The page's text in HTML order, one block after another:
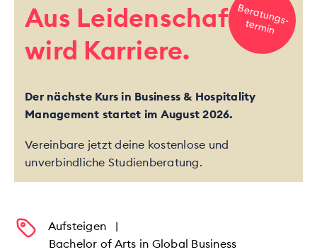
Aus Leidenschaft
wird Karriere.
Der nächste Kurs in Business & Hospitality
Management startet im August 2026.
Vereinbare jetzt deine kostenlose und
unverbindliche Studienberatung.
B
e
ra
tu
n
g
s-
te
rm
in
Aufsteigen |
Bachelor of Arts in Global Business